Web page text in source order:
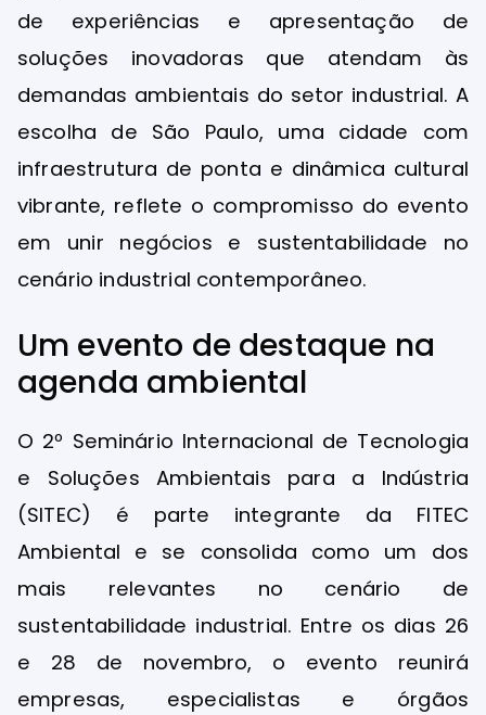
de experiências e apresentação de
soluções inovadoras que atendam às
demandas ambientais do setor industrial. A
escolha de São Paulo, uma cidade com
infraestrutura de ponta e dinâmica cultural
vibrante, reflete o compromisso do evento
em unir negócios e sustentabilidade no
cenário industrial contemporâneo.
Um evento de destaque na
agenda ambiental
O 2º Seminário Internacional de Tecnologia
e Soluções Ambientais para a Indústria
(SITEC) é parte integrante da FITEC
Ambiental e se consolida como um dos
mais relevantes no cenário de
sustentabilidade industrial. Entre os dias 26
e 28 de novembro, o evento reunirá
empresas, especialistas e órgãos